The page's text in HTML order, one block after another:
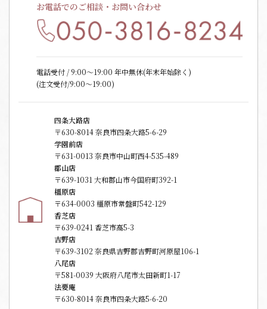
お電話でのご相談・お問い合わせ
電話受付 / 9:00〜19:00 年中無休(年末年始除く)
(注文受付/9:00～19:00)
四条大路店
〒630-8014 奈良市四条大路5-6-29
学園前店
〒631-0013 奈良市中山町西4-535-489
郡山店
〒639-1031 大和郡山市今国府町392-1
橿原店
〒634-0003 橿原市常盤町542-129
香芝店
〒639-0241 香芝市高5-3
吉野店
〒639-3102 奈良県吉野郡吉野町河原屋106-1
八尾店
〒581-0039 大阪府八尾市太田新町1-17
法要庵
〒630-8014 奈良市四条大路5-6-20